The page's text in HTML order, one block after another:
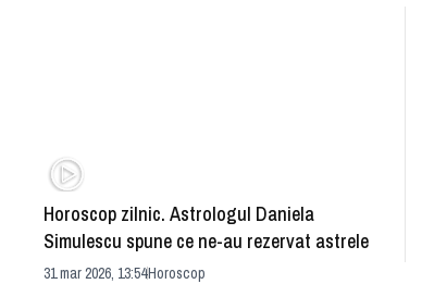
Horoscop zilnic. Astrologul Daniela
Simulescu spune ce ne-au rezervat astrele
31 mar 2026, 13:54Horoscop